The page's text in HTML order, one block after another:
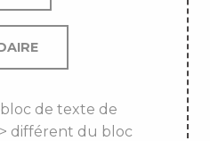
de texte de
différent du bloc